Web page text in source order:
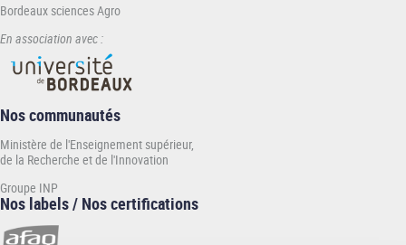
Bordeaux sciences Agro
En association avec :
Nos communautés
Ministère de l'Enseignement supérieur,
de la Recherche et de l'Innovation
Groupe INP
Nos labels / Nos certifications